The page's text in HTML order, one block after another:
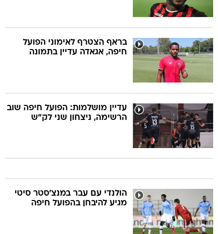
בראף הצטרף לאימוני הפועל
חיפה, אגאדה עדיין בתמונה
עדיין מושלמות: הפועל חיפה שוב
הרשימה, ניצחון שני לק"ש
הולנדי עם עבר במנצ'סטר סיטי
מגיע להיבחן בהפועל חיפה